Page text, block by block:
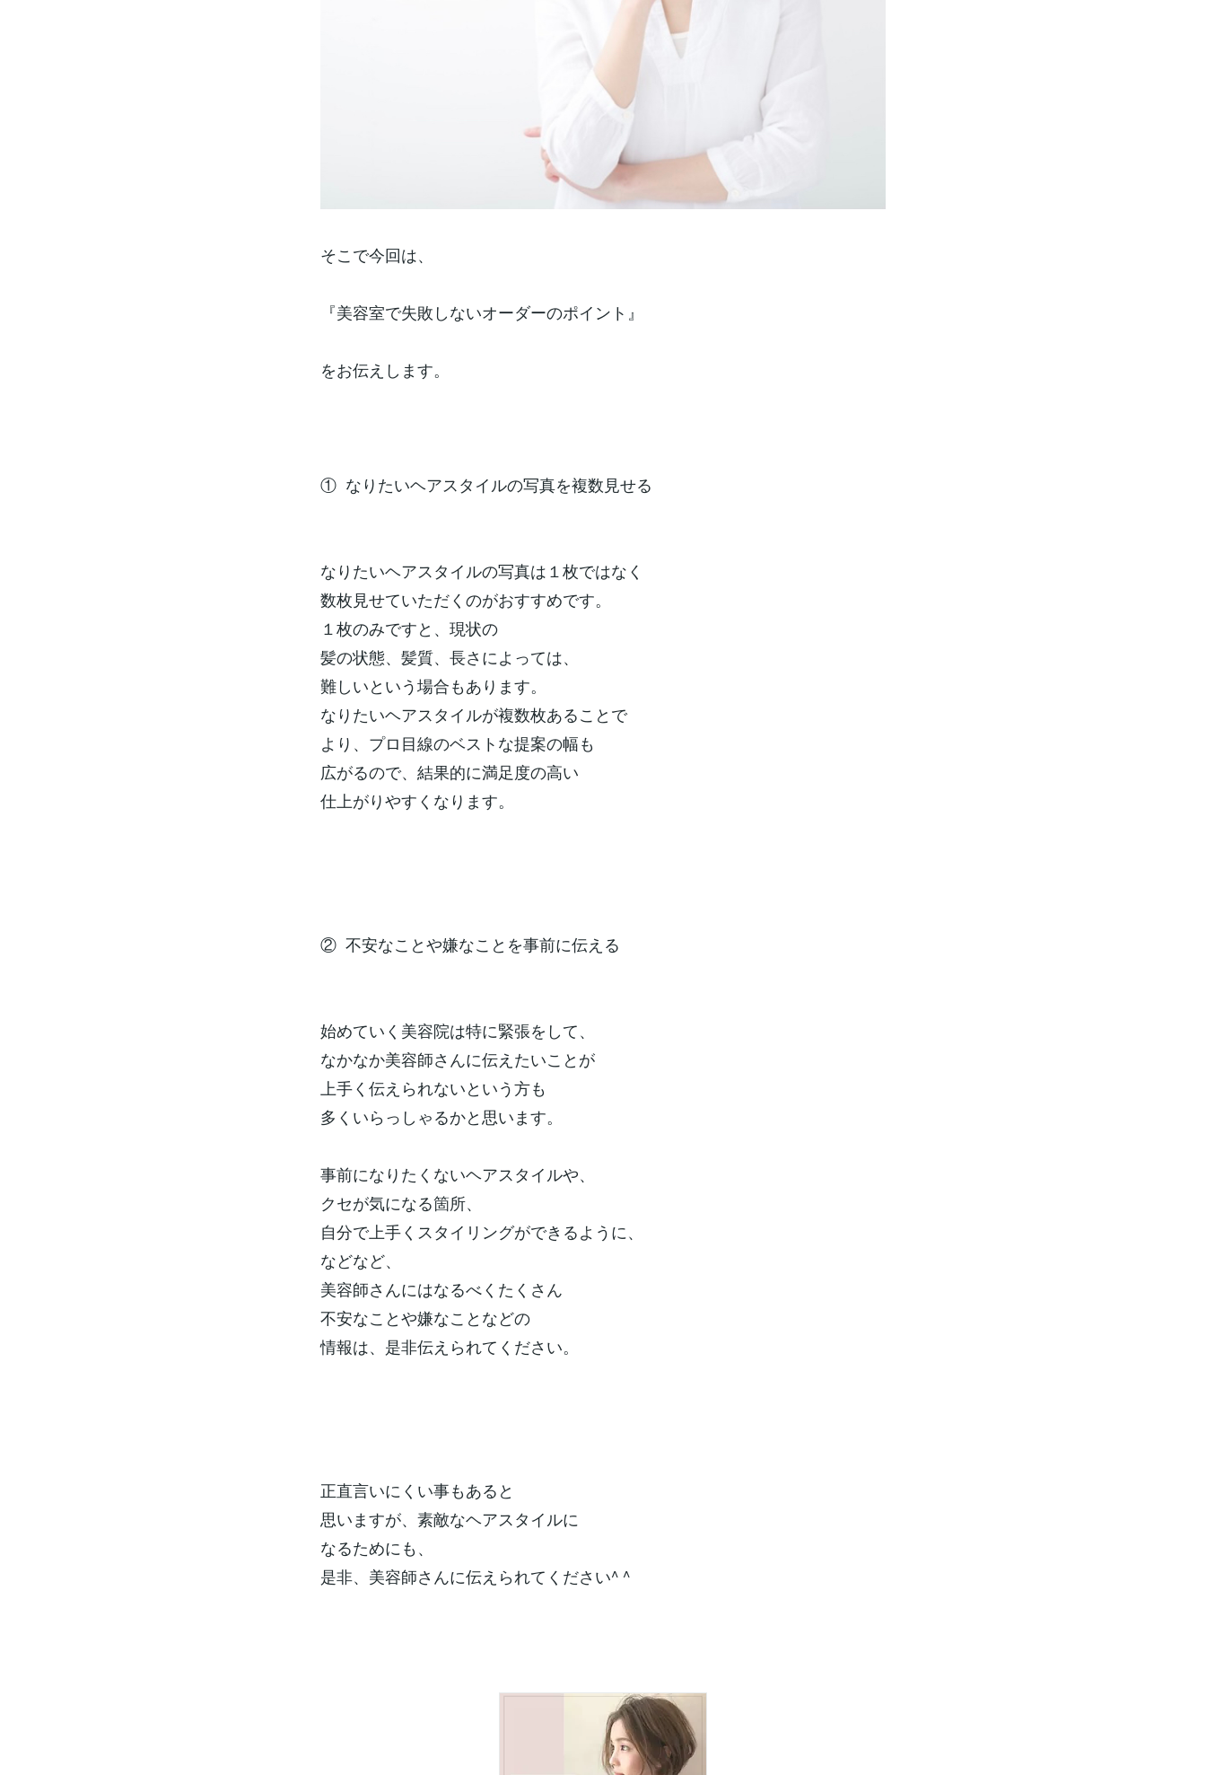
そこで今回は、
『美容室で失敗しないオーダーのポイント』
をお伝えします。
① なりたいヘアスタイルの写真を複数見せる
なりたいヘアスタイルの写真は１枚ではなく
数枚見せていただくのがおすすめです。
１枚のみですと、現状の
髪の状態、髪質、長さによっては、
難しいという場合もあります。
なりたいヘアスタイルが複数枚あることで
より、プロ目線のベストな提案の幅も
広がるので、結果的に満足度の高い
仕上がりやすくなります。
② 不安なことや嫌なことを事前に伝える
始めていく美容院は特に緊張をして、
なかなか美容師さんに伝えたいことが
上手く伝えられないという方も
多くいらっしゃるかと思います。
事前になりたくないヘアスタイルや、
クセが気になる箇所、
自分で上手くスタイリングができるように、
などなど、
美容師さんにはなるべくたくさん
不安なことや嫌なことなどの
情報は、是非伝えられてください。
正直言いにくい事もあると
思いますが、素敵なヘアスタイルに
なるためにも、
是非、美容師さんに伝えられてください^ ^